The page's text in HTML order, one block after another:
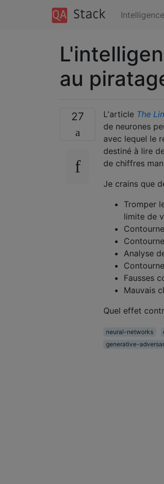
au
27 L'article The
de neurones
avec lequel le
destiné à lire
de chiffres
Je crains que
Tromper
limite de
Analyse
Fausses
Mauvais
Quel effet
neural-networks
generative-